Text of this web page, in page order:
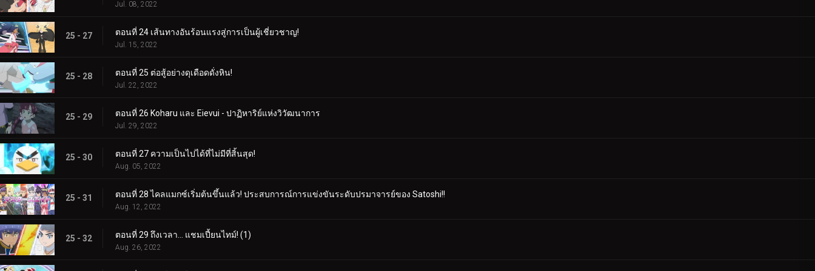
Jul. 08, 2022
25 - 27 ตอนที่ 24 เส้นทางอันร้อนแรงสู่การเป็นผู้เชี่ยวชาญ!
Jul. 15, 2022
25 - 28 ตอนที่ 25 ต่อสู้อย่างดุเดือดดั่งหิน!
Jul. 22, 2022
25 - 29 ตอนที่ 26 Koharu และ Eievui - ปาฏิหาริย์แห่งวิวัฒนาการ
Jul. 29, 2022
25 - 30 ตอนที่ 27 ความเป็นไปได้ที่ไม่มีที่สิ้นสุด!
Aug. 05, 2022
25 - 31 ตอนที่ 28 ไคลแมกซ์เริ่มต้นขึ้นแล้ว! ประสบการณ์การแข่งขันระดับปรมาจารย์ของ Satoshi!!
Aug. 12, 2022
25 - 32 ตอนที่ 29 ถึงเวลา... แชมเปี้ยนไทม์! (1)
Aug. 26, 2022